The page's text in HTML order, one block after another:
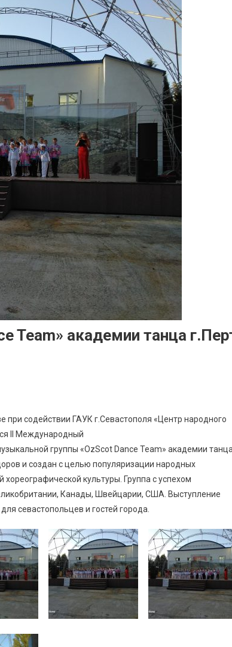
Team» академии танца
при содействии ГАУК г.Севастополя «Центр народного
II Международный
группы «OzScot Dance Team» академии
и создан с целью популяризации народных
культуры. Группа с успехом
Канады, Швейцарии, США. Выступление
севастопольцев и гостей города.